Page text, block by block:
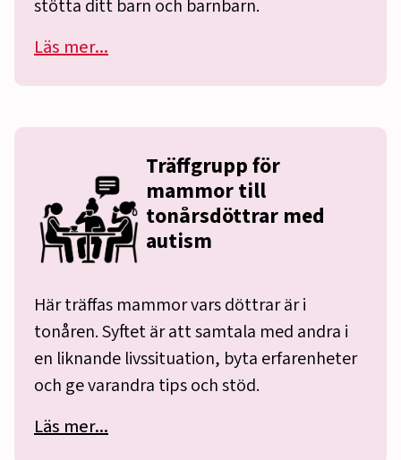
stötta ditt barn och barnbarn.
Läs mer...
Träffgrupp för
mammor till
tonårsdöttrar med
autism
Här träffas mammor vars döttrar är i
tonåren. Syftet är att samtala med andra i
en liknande livssituation, byta erfarenheter
och ge varandra tips och stöd.
Läs mer...